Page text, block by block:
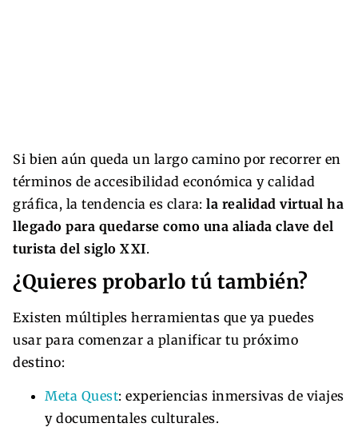
Si bien aún queda un largo camino por recorrer en
términos de accesibilidad económica y calidad
gráfica, la tendencia es clara: la realidad virtual ha
llegado para quedarse como una aliada clave del
turista del siglo XXI.
¿Quieres probarlo tú también?
Existen múltiples herramientas que ya puedes
usar para comenzar a planificar tu próximo
destino:
Meta Quest: experiencias inmersivas de viajes
y documentales culturales.